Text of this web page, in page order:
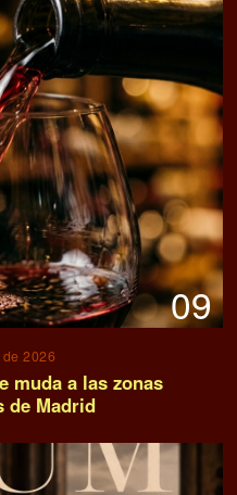
09
2026
muda a las zonas
de Madrid